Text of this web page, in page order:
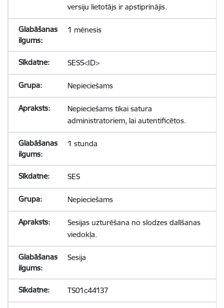
versiju lietotājs ir apstiprinājis.
1 mēnesis
SESS<ID>
Nepieciešams
Nepieciešams tikai satura
administratoriem, lai autentificētos.
1 stunda
SES
Nepieciešams
Sesijas uzturēšana no slodzes dalīšanas
viedokļa.
Sesija
TS01c44137